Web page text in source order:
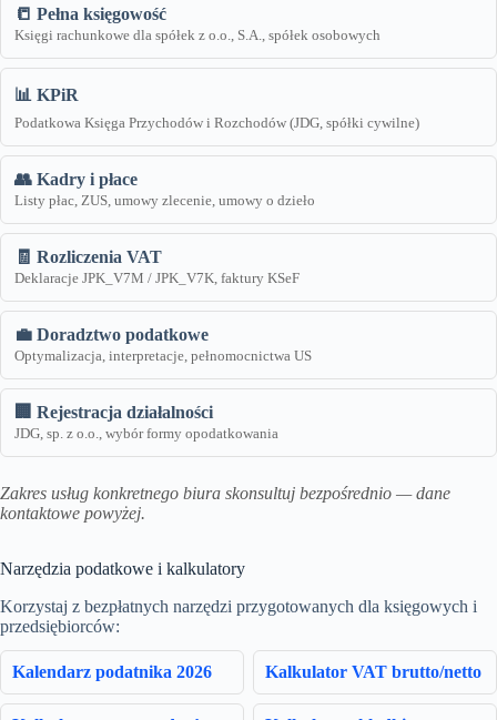
📒 Pełna księgowość
Księgi rachunkowe dla spółek z o.o., S.A., spółek osobowych
📊 KPiR
Podatkowa Księga Przychodów i Rozchodów (JDG, spółki cywilne)
👥 Kadry i płace
Listy płac, ZUS, umowy zlecenie, umowy o dzieło
🧾 Rozliczenia VAT
Deklaracje JPK_V7M / JPK_V7K, faktury KSeF
💼 Doradztwo podatkowe
Optymalizacja, interpretacje, pełnomocnictwa US
🏢 Rejestracja działalności
JDG, sp. z o.o., wybór formy opodatkowania
Zakres usług konkretnego biura skonsultuj bezpośrednio — dane
kontaktowe powyżej.
Narzędzia podatkowe i kalkulatory
Korzystaj z bezpłatnych narzędzi przygotowanych dla księgowych i
przedsiębiorców:
Kalendarz podatnika 2026 Kalkulator VAT brutto/netto